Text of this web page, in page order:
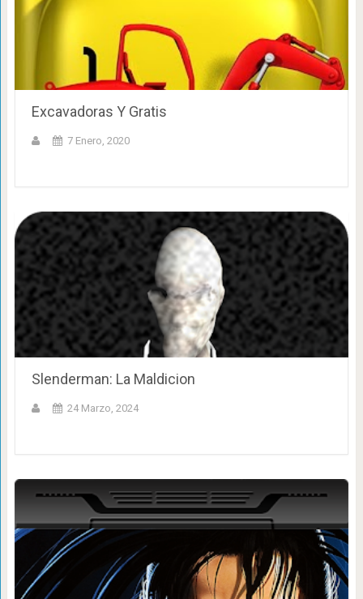
Excavadoras Y Gratis
7 Enero, 2020
Slenderman: La Maldicion
24 Marzo, 2024